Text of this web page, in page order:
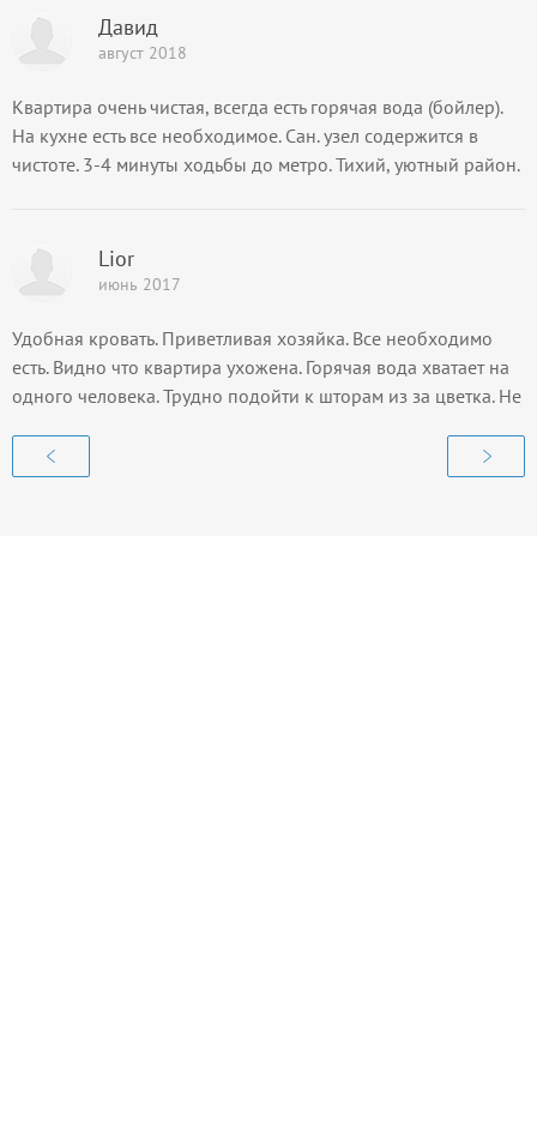
Давид
август 2018
Квартира очень чистая, всегда есть горячая вода (бойлер).
На кухне есть все необходимое. Сан. узел содержится в
чистоте. 3-4 минуты ходьбы до метро. Тихий, уютный район.
Lior
июнь 2017
Удобная кровать. Приветливая хозяйка. Все необходимо
есть. Видно что квартира ухожена. Горячая вода хватает на
одного человека. Трудно подойти к шторам из за цветка. Не